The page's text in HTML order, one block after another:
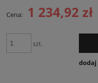
Cena: 1 234,92 zł
szt.